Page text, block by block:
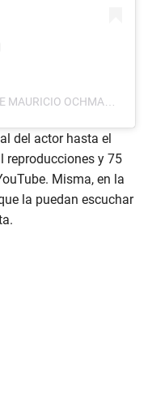
UNA PUBLICACIÓN COMPARTIDA DE MAURICIO OCHMANN (@MAUOCHMANN)
del actor hasta el
reproducciones y 75
Misma, en la
la puedan escuchar